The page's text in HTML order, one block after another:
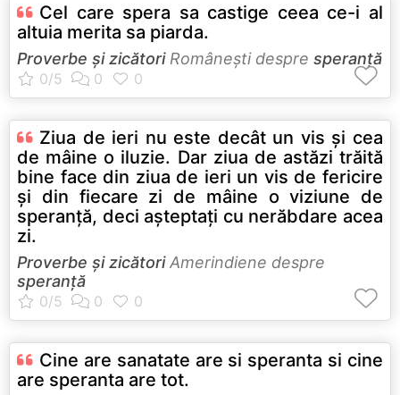
Cel care spera sa castige ceea ce-i al
altuia merita sa piarda.
Proverbe și zicătoriRomâneşti despre speranță
Ziua de ieri nu este decât un vis şi cea
de mâine o iluzie. Dar ziua de astăzi trăită
bine face din ziua de ieri un vis de fericire
şi din fiecare zi de mâine o viziune de
speranţă, deci aşteptaţi cu nerăbdare acea
zi.
Proverbe și zicătoriAmerindiene despre
speranță
Cine are sanatate are si speranta si cine
are speranta are tot.